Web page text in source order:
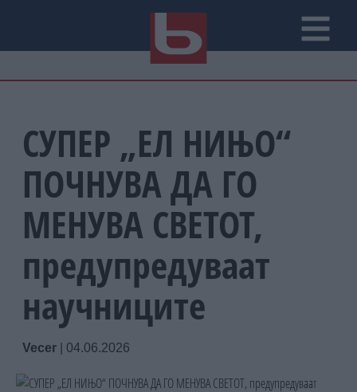
СУПЕР „ЕЛ НИЊО“
ПОЧНУВА ДА ГО
МЕНУВА СВЕТОТ,
предупредуваат
научниците
Vecer 04.06.2026